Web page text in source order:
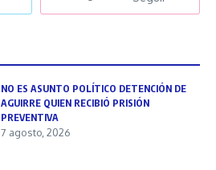
NO ES ASUNTO POLÍTICO DETENCIÓN DE
AGUIRRE QUIEN RECIBIÓ PRISIÓN
PREVENTIVA
7 agosto, 2026